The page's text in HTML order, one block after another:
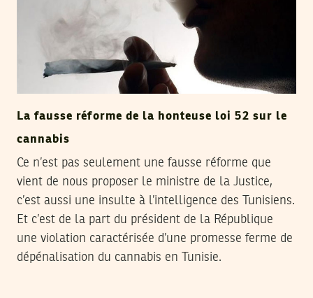
La fausse réforme de la honteuse loi 52 sur le
cannabis
Ce n’est pas seulement une fausse réforme que
vient de nous proposer le ministre de la Justice,
c’est aussi une insulte à l’intelligence des Tunisiens.
Et c’est de la part du président de la République
une violation caractérisée d’une promesse ferme de
dépénalisation du cannabis en Tunisie.